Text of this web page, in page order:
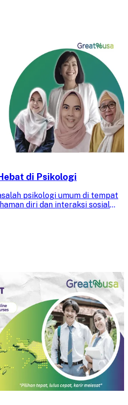
di Psikologi
psikologi umum di tempat
diri dan interaksi sosial